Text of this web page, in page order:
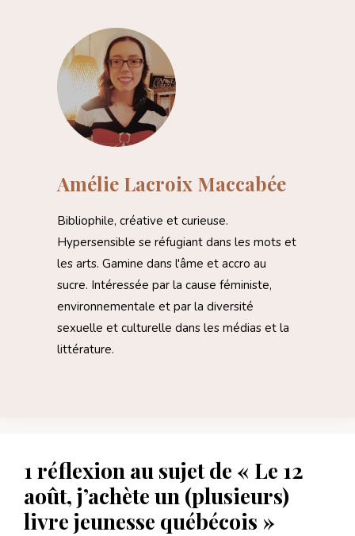
Amélie Lacroix Maccabée
Bibliophile, créative et curieuse.
Hypersensible se réfugiant dans les mots et
les arts. Gamine dans l'âme et accro au
sucre. Intéressée par la cause féministe,
environnementale et par la diversité
sexuelle et culturelle dans les médias et la
littérature.
1 réflexion au sujet de « Le 12
août, j’achète un (plusieurs)
livre jeunesse québécois »